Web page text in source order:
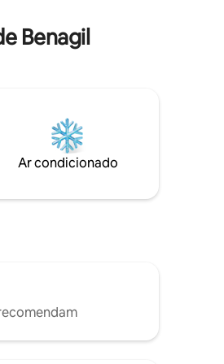
Benagil
Ar condicionado